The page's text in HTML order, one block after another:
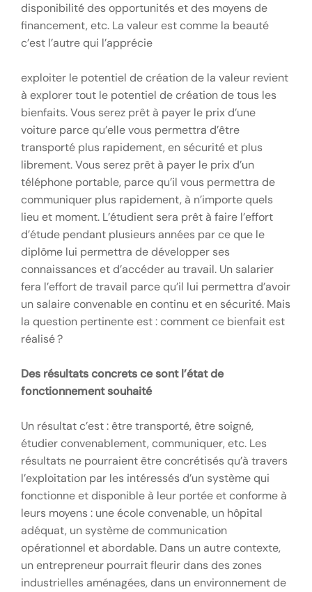
disponibilité des opportunités et des moyens de
financement, etc. La valeur est comme la beauté
c’est l’autre qui l’apprécie
exploiter le potentiel de création de la valeur revient
à explorer tout le potentiel de création de tous les
bienfaits. Vous serez prêt à payer le prix d’une
voiture parce qu’elle vous permettra d’être
transporté plus rapidement, en sécurité et plus
librement. Vous serez prêt à payer le prix d’un
téléphone portable, parce qu’il vous permettra de
communiquer plus rapidement, à n’importe quels
lieu et moment. L’étudient sera prêt à faire l’effort
d’étude pendant plusieurs années par ce que le
diplôme lui permettra de développer ses
connaissances et d’accéder au travail. Un salarier
fera l’effort de travail parce qu’il lui permettra d’avoir
un salaire convenable en continu et en sécurité. Mais
la question pertinente est : comment ce bienfait est
réalisé ?
Des résultats concrets ce sont l’état de
fonctionnement souhaité
Un résultat c’est : être transporté, être soigné,
étudier convenablement, communiquer, etc. Les
résultats ne pourraient être concrétisés qu’à travers
l’exploitation par les intéressés d’un système qui
fonctionne et disponible à leur portée et conforme à
leurs moyens : une école convenable, un hôpital
adéquat, un système de communication
opérationnel et abordable. Dans un autre contexte,
un entrepreneur pourrait fleurir dans des zones
industrielles aménagées, dans un environnement de